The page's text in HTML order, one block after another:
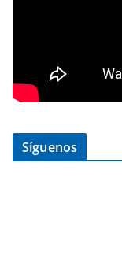
Síguenos